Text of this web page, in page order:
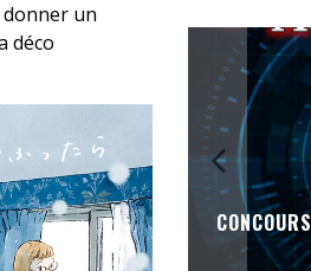
donner un
déco
L’AVENT – UNE
EDITION »
OU PS4